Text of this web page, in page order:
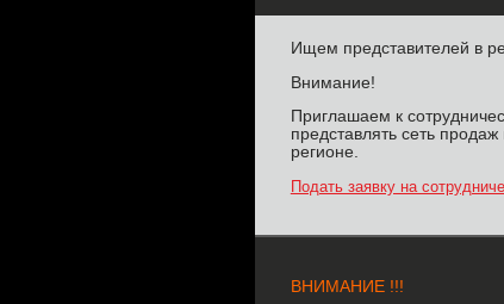
Ищем представителей в
Внимание!
Приглашаем к
представлять сеть
регионе.
Подать заявку на
ВНИМАНИЕ !!!